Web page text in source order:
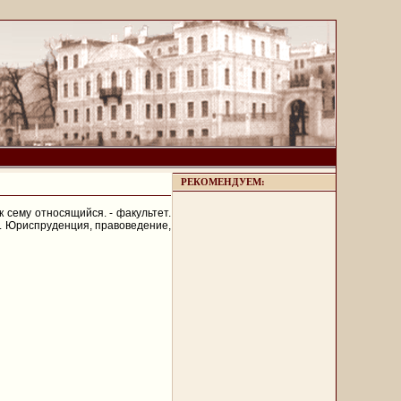
сему относящийся. - факультет.
Юриспруденция, правоведение,
РЕКОМЕНДУЕМ: